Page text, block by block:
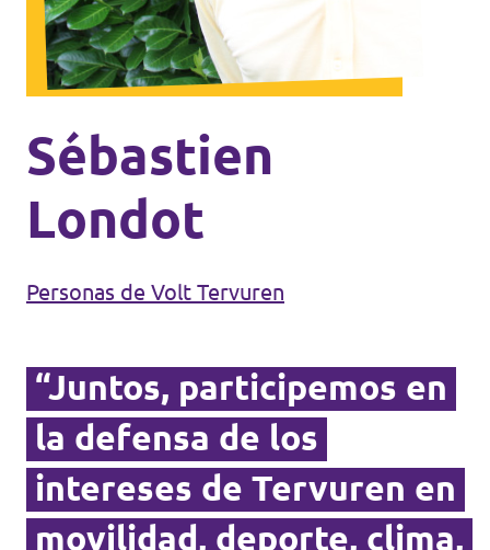
Doneer voor Volt België
Doe mee met Volt Europa
Homepagina
Website Volt België
Sébastien
Londot
Personas de Volt Tervuren
“Juntos, participemos en
la defensa de los
intereses de Tervuren en
movilidad, deporte, clima,